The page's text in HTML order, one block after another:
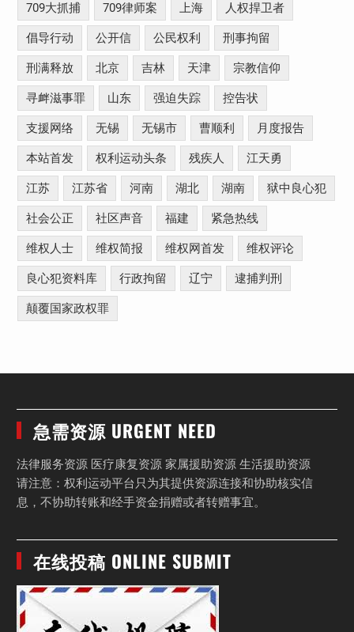
709大抓捕 709律师案 上海 人权捍卫者
倡导行动 公开信 公民权利 刑事拘留
刑满释放 北京 吉林 天津 宗教信仰
寻衅滋事罪 山东 强迫失踪 控告状
支援网络 无锡 无锡市 曹顺利 月度报告
本站首发 权利运动头条 残疾人 江天勇
江苏 江苏省 河南 湖北 湖南 狱中良心犯
社会公正 社区声音 福建 紧急热线
维权人士 维权简报 维权网首发 维权评论
良心犯资料库 行政拘留 辽宁 逮捕判刑
颠覆国家政权罪
急需资源 URGENT NEED
法律服务资源 医疗康复资源 家属援助资源 生活援助资源
请注意：权利运动平台只为其提供资源连接和协助核实信
息，不协助转账和经手资金捐赠或者转赠事宜。
在线投稿 ONLINE SUBMIT